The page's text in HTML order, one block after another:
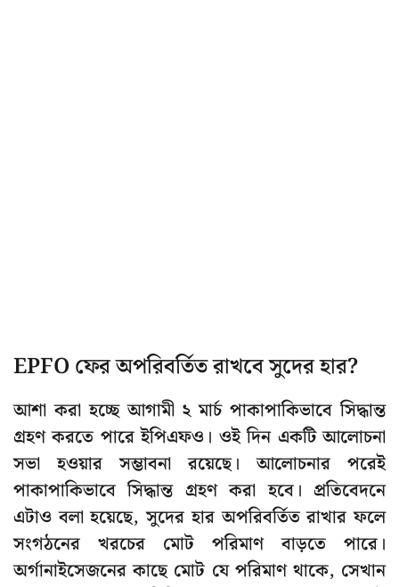
EPFO ফের অপরিবর্তিত রাখবে সুদের হার?
আশা করা হচ্ছে আগামী ২ মার্চ পাকাপাকিভাবে সিদ্ধান্ত
গ্রহণ করতে পারে ইপিএফও। ওই দিন একটি আলোচনা
সভা হওয়ার সম্ভাবনা রয়েছে। আলোচনার পরেই
পাকাপাকিভাবে সিদ্ধান্ত গ্রহণ করা হবে। প্রতিবেদনে
এটাও বলা হয়েছে, সুদের হার অপরিবর্তিত রাখার ফলে
সংগঠনের খরচের মোট পরিমাণ বাড়তে পারে।
অর্গানাইসেজনের কাছে মোট যে পরিমাণ থাকে, সেখান